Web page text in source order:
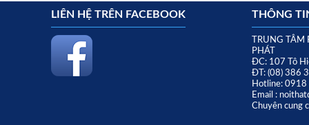
LIÊN HỆ TRÊN FACEBOOK THÔNG
TRUNG
PHÁT
ĐC: 107 Tô
ĐT: (08) 386
Hotline:
Email :
Chuyên cung